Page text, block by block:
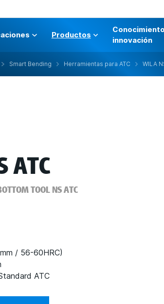
Productos
innovación
Smart Bending Herramientas para ATC WILA
ATC
TOOL NS ATC
/ 56-60HRC)
ATC